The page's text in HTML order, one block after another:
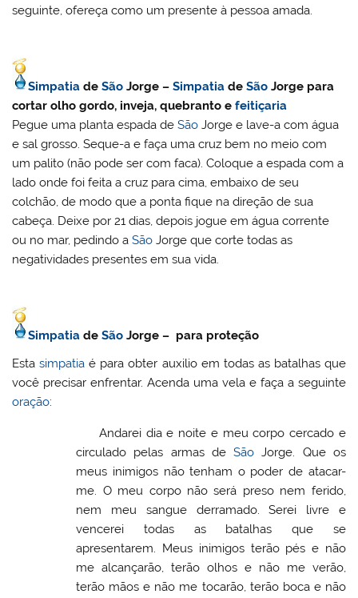
seguinte, ofereça como um presente à pessoa amada.
Simpatia deSão Jorge –Simpatia deSão Jorge para
cortar olho gordo, inveja, quebranto efeitiçaria
Pegue uma planta espada deSão Jorge e lave-a com água
e sal grosso. Seque-a e faça uma cruz bem no meio com
um palito (não pode ser com faca). Coloque a espada com a
lado onde foi feita a cruz para cima, embaixo de seu
colchão, de modo que a ponta fique na direção de sua
cabeça. Deixe por 21 dias, depois jogue em água corrente
ou no mar, pedindo aSão Jorge que corte todas as
negatividades presentes em sua vida.
Simpatia deSão Jorge – para proteção
Estasimpatia é para obter auxilio em todas as batalhas que
você precisar enfrentar. Acenda uma vela e faça a seguinte
oração:
Andarei dia e noite e meu corpo cercado e
circulado pelas armas deSão Jorge. Que os
meus inimigos não tenham o poder de atacar-
me. O meu corpo não será preso nem ferido,
nem meu sangue derramado. Serei livre e
vencerei todas as batalhas que se
apresentarem. Meus inimigos terão pés e não
me alcançarão, terão olhos e não me verão,
terão mãos e não me tocarão, terão boca e não